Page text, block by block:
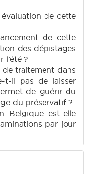
de cette
de cette
des dépistages
l’été ?
traitement dans
t-il pas de laisser
de guérir du
du préservatif ?
Belgique est-elle
par jour